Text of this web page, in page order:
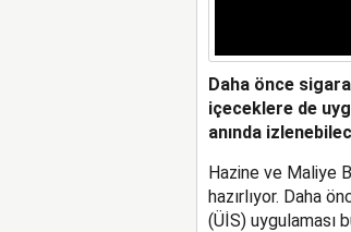
Daha önce
içeceklere de
anında
Hazine ve Maliye
hazırlıyor. Daha
(ÜİS) uygulaması